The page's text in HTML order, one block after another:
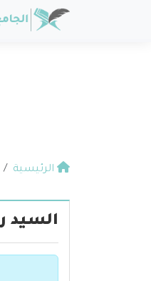
الرئيسية
السيد